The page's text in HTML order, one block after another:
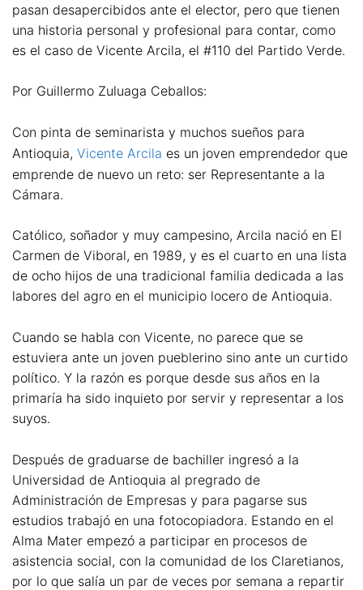
pasan desapercibidos ante el elector, pero que tienen
una historia personal y profesional para contar, como
es el caso de Vicente Arcila, el #110 del Partido Verde.
Por Guillermo Zuluaga Ceballos:
Con pinta de seminarista y muchos sueños para
Antioquia, Vicente Arcila es un joven emprendedor que
emprende de nuevo un reto: ser Representante a la
Cámara.
Católico, soñador y muy campesino, Arcila nació en El
Carmen de Viboral, en 1989, y es el cuarto en una lista
de ocho hijos de una tradicional familia dedicada a las
labores del agro en el municipio locero de Antioquia.
Cuando se habla con Vicente, no parece que se
estuviera ante un joven pueblerino sino ante un curtido
político. Y la razón es porque desde sus años en la
primaría ha sido inquieto por servir y representar a los
suyos.
Después de graduarse de bachiller ingresó a la
Universidad de Antioquia al pregrado de
Administración de Empresas y para pagarse sus
estudios trabajó en una fotocopiadora. Estando en el
Alma Mater empezó a participar en procesos de
asistencia social, con la comunidad de los Claretianos,
por lo que salía un par de veces por semana a repartir